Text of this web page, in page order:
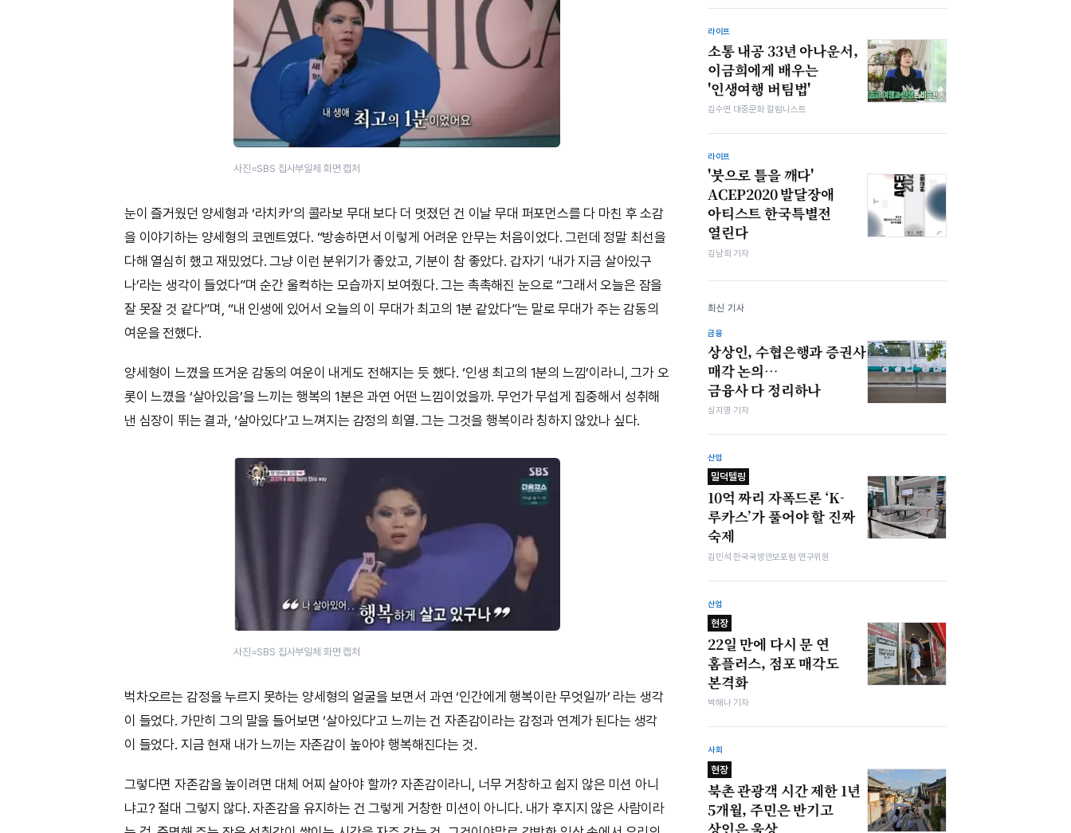
사진=SBS 집사부일체 화면 캡처
눈이 즐거웠던 양세형과 ‘라치카’의 콜라보 무대 보다 더 멋졌던 건 이날 무대 퍼포먼스를 다 마친 후 소감
을 이야기하는 양세형의 코멘트였다. “방송하면서 이렇게 어려운 안무는 처음이었다. 그런데 정말 최선을
다해 열심히 했고 재밌었다. 그냥 이런 분위기가 좋았고, 기분이 참 좋았다. 갑자기 ‘내가 지금 살아있구
나’라는 생각이 들었다”며 순간 울컥하는 모습까지 보여줬다. 그는 촉촉해진 눈으로 “그래서 오늘은 잠을
잘 못잘 것 같다”며, “내 인생에 있어서 오늘의 이 무대가 최고의 1분 같았다”는 말로 무대가 주는 감동의
여운을 전했다.
양세형이 느꼈을 뜨거운 감동의 여운이 내게도 전해지는 듯 했다. ‘인생 최고의 1분의 느낌’이라니, 그가 오
롯이 느꼈을 ‘살아있음’을 느끼는 행복의 1분은 과연 어떤 느낌이었을까. 무언가 무섭게 집중해서 성취해
낸 심장이 뛰는 결과, ‘살아있다’고 느껴지는 감정의 희열. 그는 그것을 행복이라 칭하지 않았나 싶다.
사진=SBS 집사부일체 화면 캡처
벅차오르는 감정을 누르지 못하는 양세형의 얼굴을 보면서 과연 ‘인간에게 행복이란 무엇일까’ 라는 생각
이 들었다. 가만히 그의 말을 들어보면 ‘살아있다’고 느끼는 건 자존감이라는 감정과 연계가 된다는 생각
이 들었다. 지금 현재 내가 느끼는 자존감이 높아야 행복해진다는 것.
그렇다면 자존감을 높이려면 대체 어찌 살아야 할까? 자존감이라니, 너무 거창하고 쉽지 않은 미션 아니
냐고? 절대 그렇지 않다. 자존감을 유지하는 건 그렇게 거창한 미션이 아니다. 내가 후지지 않은 사람이라
라이프
소통 내공 33년 아나운서,
이금희에게 배우는
'인생여행 버팀법'
김수연 대중문화 칼럼니스트
라이프
'붓으로 틀을 깨다'
ACEP2020 발달장애
아티스트 한국특별전
열린다
김남희 기자
최신 기사
금융
상상인, 수협은행과 증권사
매각 논의…
금융사 다 정리하나
심지영 기자
산업
밀덕텔링
10억 짜리 자폭드론 ‘K-
루카스’가 풀어야 할 진짜
숙제
김민석 한국국방안보포럼 연구위원
산업
현장
22일 만에 다시 문 연
홈플러스, 점포 매각도
본격화
박해나 기자
사회
현장
북촌 관광객 시간 제한 1년
5개월, 주민은 반기고
상인은 울상